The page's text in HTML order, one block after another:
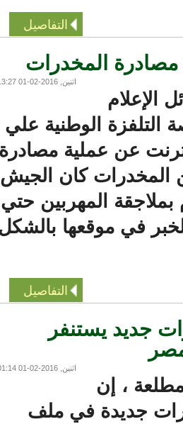
التفاصيل
المخدرات
اثنين, 2016-02-01 13:27
الوطنية علي
عن عملية مصادرة
المخدرات كان الجيش
المهربين حتي
في موقعها بالشكل
التفاصيل
يستنفر
اثنين, 2016-02-01 01:14
، إن
جديدة في ملف